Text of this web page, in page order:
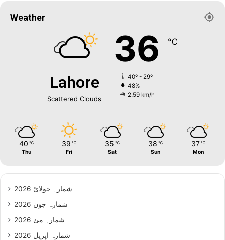
Weather
Lahore
Scattered Clouds
36 ℃
40º - 29º
48%
2.59 km/h
40 ℃
Thu
39 ℃
Fri
35 ℃
Sat
38 ℃
Sun
37 ℃
Mon
شمارہ جولائ 2026
شمارہ جون 2026
شمارہ مئ 2026
شمارہ اپریل 2026